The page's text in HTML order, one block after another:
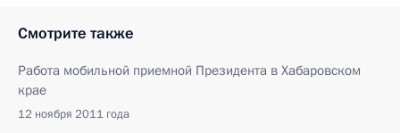
Смотрите также
Работа мобильной приемной Президента в Хабаровском
крае
12 ноября 2011 года